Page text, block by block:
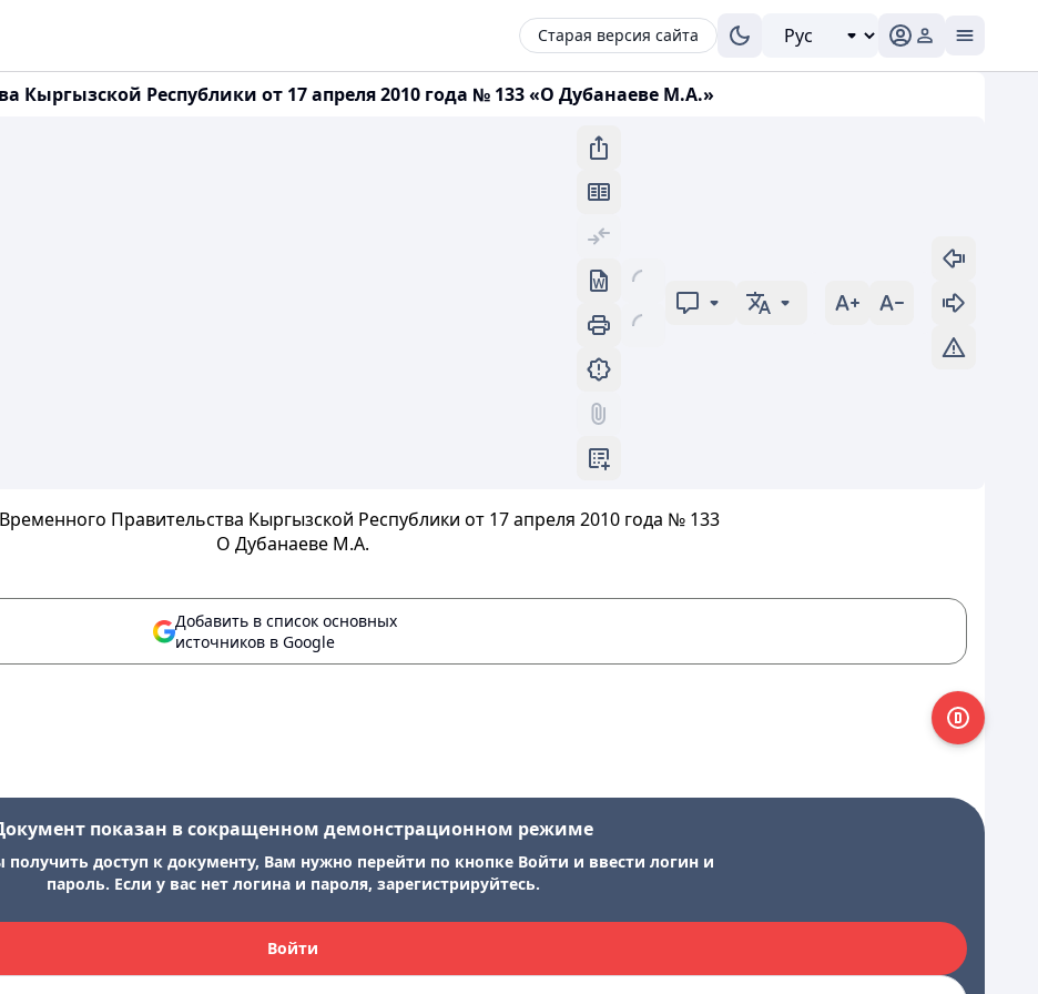
Старая версия сайта
Кыргызской Республики от 17 апреля 2010 года № 133 «О Дубанаеве М.А.»
Правительства Кыргызской Республики от 17 апреля 2010 года № 133
О Дубанаеве М.А.
Добавить в список основных
источников в Google
показан в сокращенном демонстрационном режиме
получить доступ к документу, Вам нужно перейти по кнопке Войти и ввести логин и
пароль. Если у вас нет логина и пароля, зарегистрируйтесь.
Войти